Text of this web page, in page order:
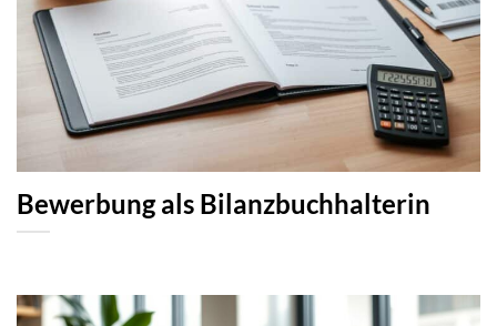
Bewerbung als Bilanzbuchhalterin